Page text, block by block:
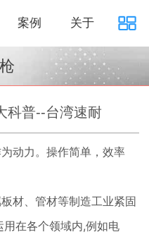
案例 关于
科普--台湾速耐
动力。操作简单，效率
材、管材等制造工业紧固
在各个领域内,例如电